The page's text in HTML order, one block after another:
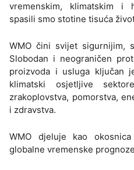
vremenskim, klimatskim i
spasili smo stotine tisuća
WMO čini svijet sigurnijim,
Slobodan i neograničen
proizvoda i usluga ključan
klimatski osjetljive
zrakoplovstva, pomorstva,
i zdravstva.
WMO djeluje kao
globalne vremenske